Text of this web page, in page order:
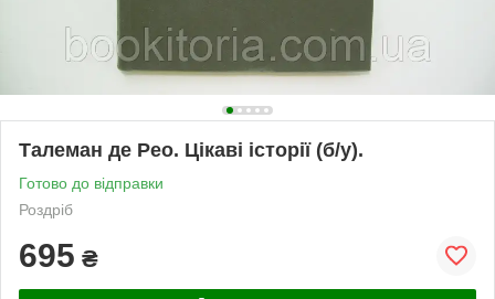
Талеман де Рео. Цікаві історії (б/у).
Готово до відправки
Роздріб
695 ₴